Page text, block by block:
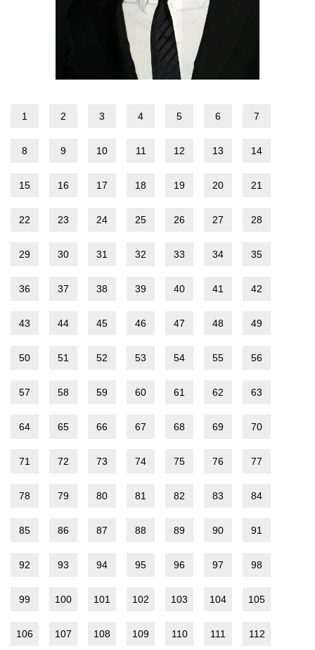
1 2 3 4 5 6 7
8 9 10 11 12 13 14
15 16 17 18 19 20 21
22 23 24 25 26 27 28
29 30 31 32 33 34 35
36 37 38 39 40 41 42
43 44 45 46 47 48 49
50 51 52 53 54 55 56
57 58 59 60 61 62 63
64 65 66 67 68 69 70
71 72 73 74 75 76 77
78 79 80 81 82 83 84
85 86 87 88 89 90 91
92 93 94 95 96 97 98
99 100 101 102 103 104 105
106 107 108 109 110 111 112